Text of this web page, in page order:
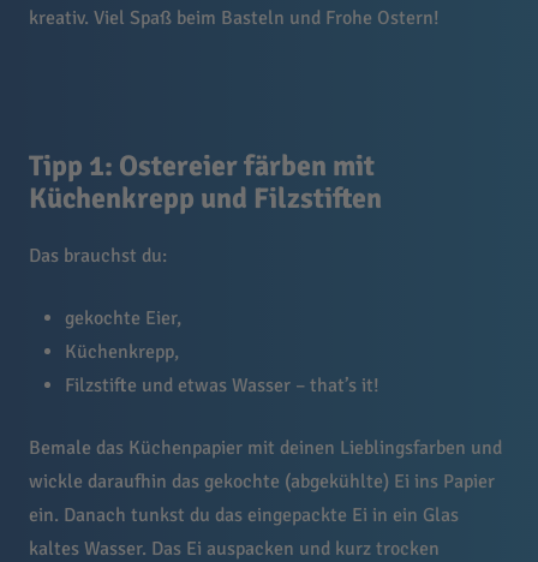
kreativ. Viel Spaß beim Basteln und Frohe Ostern!
Tipp 1: Ostereier färben mit
Küchenkrepp und Filzstiften
Das brauchst du:
gekochte Eier,
Küchenkrepp,
Filzstifte und etwas Wasser – that’s it!
Bemale das Küchenpapier mit deinen Lieblingsfarben und
wickle daraufhin das gekochte (abgekühlte) Ei ins Papier
ein. Danach tunkst du das eingepackte Ei in ein Glas
kaltes Wasser. Das Ei auspacken und kurz trocken